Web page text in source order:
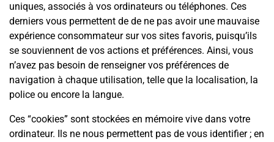
uniques, associés à vos ordinateurs ou téléphones. Ces
derniers vous permettent de de ne pas avoir une mauvaise
expérience consommateur sur vos sites favoris, puisqu’ils
se souviennent de vos actions et préférences. Ainsi, vous
n’avez pas besoin de renseigner vos préférences de
navigation à chaque utilisation, telle que la localisation, la
police ou encore la langue.
Ces “cookies” sont stockées en mémoire vive dans votre
ordinateur. Ils ne nous permettent pas de vous identifier ; en